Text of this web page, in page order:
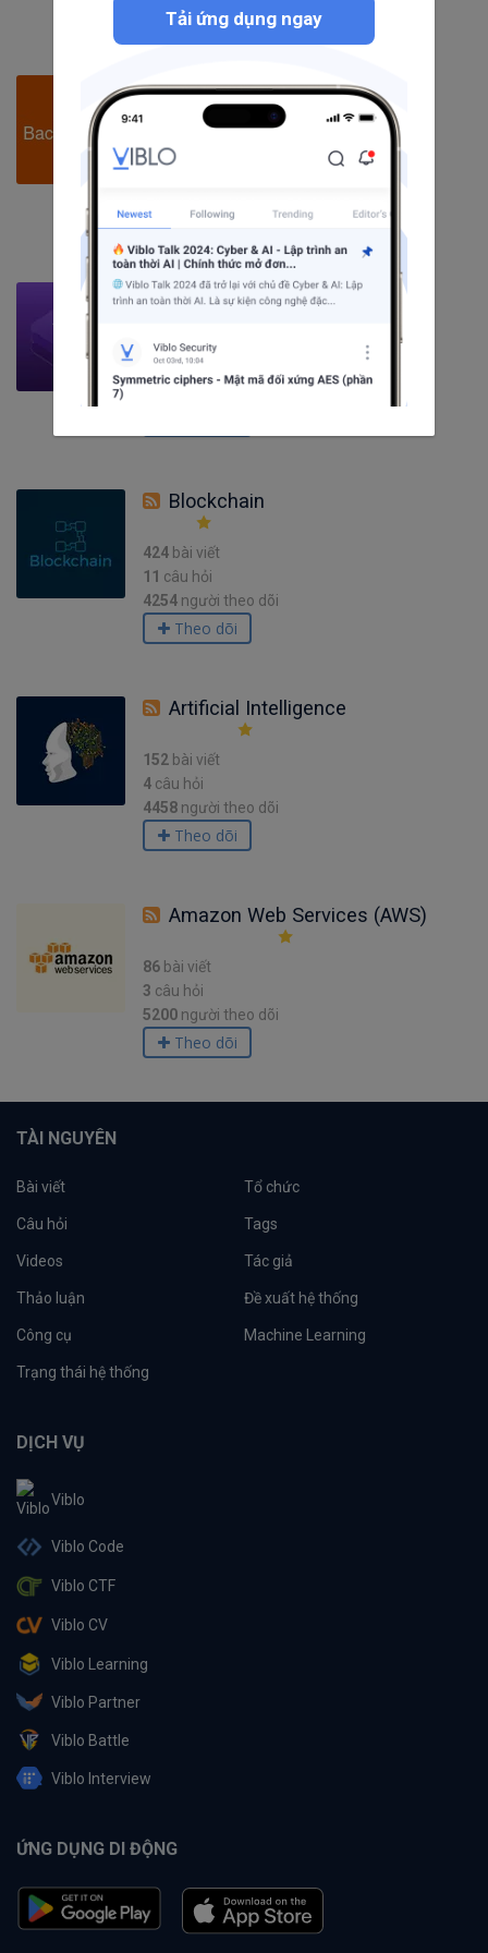
Theo dõi
BackboneJs
0câu hỏi
Theo dõi
Bootstrap
53bài viết
câu hỏi
Blockchain
424 bài viết
11 câu hỏi
4254 người theo dõi
Theo dõi
Artificial Intelligence
152 bài viết
4 câu hỏi
4458 người theo dõi
Theo dõi
Amazon Web Services (AWS)
86 bài viết
3 câu hỏi
5200 người theo dõi
Theo dõi
TÀI NGUYÊN
Bài viết Tổ chức
Câu hỏi Tags
Videos Tác giả
Thảo luận Đề xuất hệ thống
Công cụ Machine Learning
Trạng thái hệ thống
DỊCH VỤ
Viblo
Viblo Code
Viblo CTF
Viblo CV
Viblo Learning
Viblo Partner
Viblo Battle
Viblo Interview
ỨNG DỤNG DI ĐỘNG
Tải ứng dụng ngay